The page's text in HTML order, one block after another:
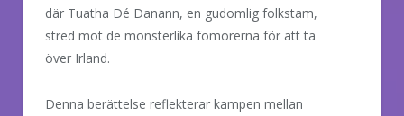
där Tuatha Dé Danann, en gudomlig folkstam,
stred mot de monsterlika fomorerna för att ta
över Irland.
Denna berättelse reflekterar kampen mellan